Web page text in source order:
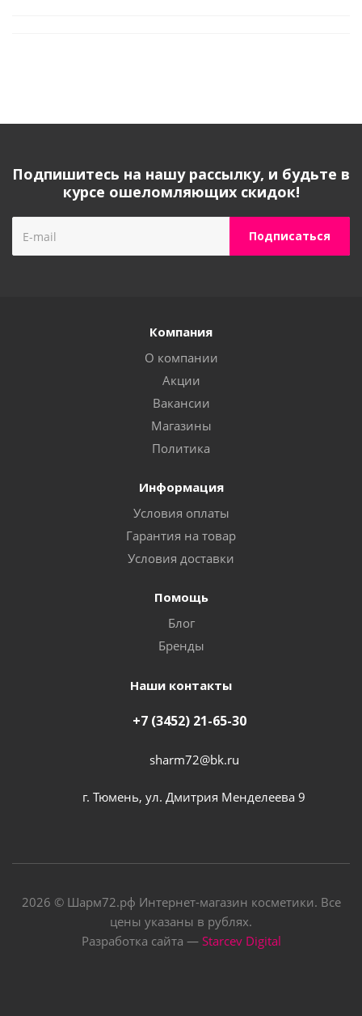
Подпишитесь на нашу рассылку, и будьте в
курсе ошеломляющих скидок!
Компания
О компании
Акции
Вакансии
Магазины
Политика
Информация
Условия оплаты
Гарантия на товар
Условия доставки
Помощь
Блог
Бренды
Наши контакты
+7 (3452) 21-65-30
sharm72@bk.ru
г. Тюмень, ул. Дмитрия Менделеева 9
2026 © Шарм72.рф Интернет-магазин косметики. Все
цены указаны в рублях.
Разработка сайта — Starcev Digital